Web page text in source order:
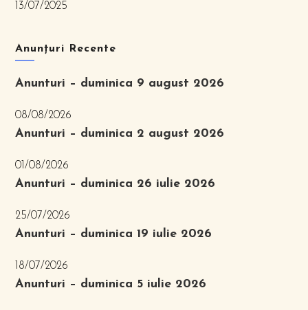
13/07/2025
Anunțuri Recente
Anunturi – duminica 9 august 2026
08/08/2026
Anunturi – duminica 2 august 2026
01/08/2026
Anunturi – duminica 26 iulie 2026
25/07/2026
Anunturi – duminica 19 iulie 2026
18/07/2026
Anunturi – duminica 5 iulie 2026